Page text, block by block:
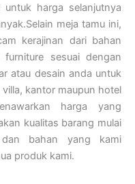
harga selanjutnya
meja tamu ini,
kerajinan dari bahan
sesuai dengan
atau desain anda untuk
kantor maupun hotel
harga yang
kualitas barang mulai
dan bahan yang kami
produk kami.